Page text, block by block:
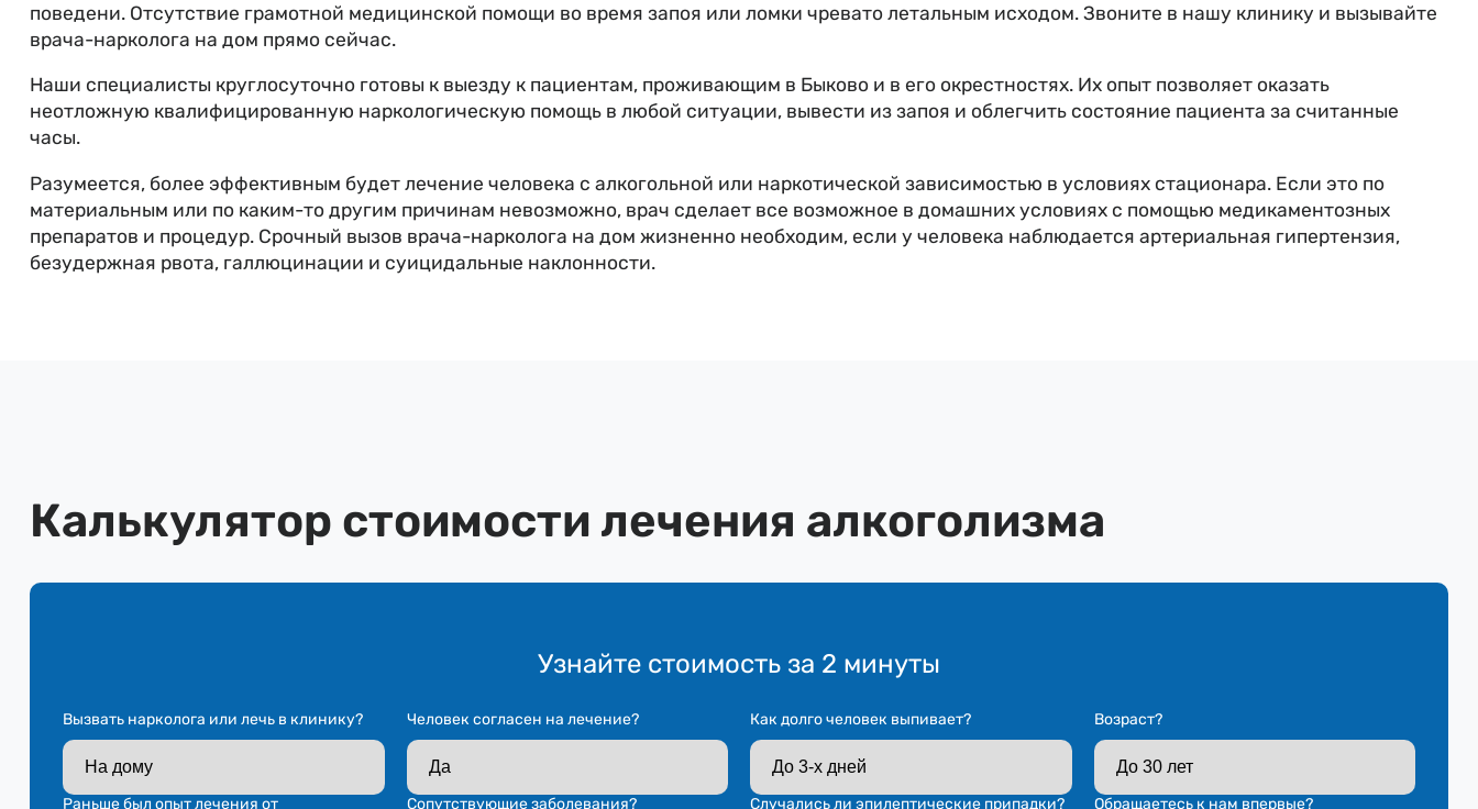
поведени. Отсутствие грамотной медицинской помощи во время запоя или ломки чревато летальным исходом. Звоните в нашу клинику и вызывайте
врача-нарколога на дом прямо сейчас.
Наши специалисты круглосуточно готовы к выезду к пациентам, проживающим в Быково и в его окрестностях. Их опыт позволяет оказать
неотложную квалифицированную наркологическую помощь в любой ситуации, вывести из запоя и облегчить состояние пациента за считанные
часы.
Разумеется, более эффективным будет лечение человека с алкогольной или наркотической зависимостью в условиях стационара. Если это по
материальным или по каким-то другим причинам невозможно, врач сделает все возможное в домашних условиях с помощью медикаментозных
препаратов и процедур. Срочный вызов врача-нарколога на дом жизненно необходим, если у человека наблюдается артериальная гипертензия,
безудержная рвота, галлюцинации и суицидальные наклонности.
Калькулятор стоимости лечения алкоголизма
Узнайте стоимость за 2 минуты
Вызвать нарколога или лечь в клинику? Человек согласен на лечение? Как долго человек выпивает? Возраст?
Раньше был опыт лечения от
Сопутствующие заболевания? Случались ли эпилептические припадки? Обращаетесь к нам впервые?